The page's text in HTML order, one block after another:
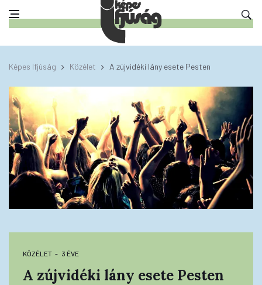
Képes Ifjúság Közélet A zújvidéki lány esete Pesten
KÖZÉLET 3 ÉVE
A zújvidéki lány esete Pesten